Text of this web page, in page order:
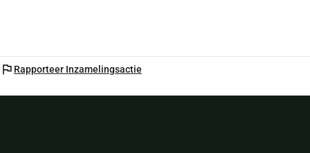
flag Rapporteer Inzamelingsactie